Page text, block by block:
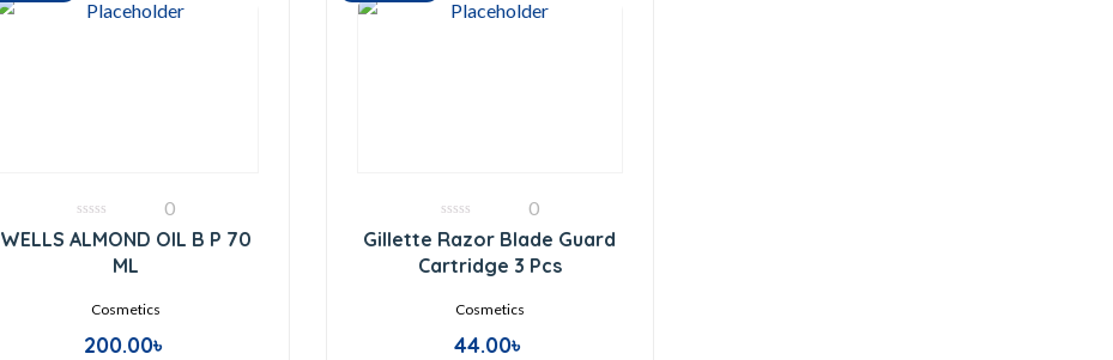
0
out
0
WELLS ALMOND OIL B P 70
ML
Cosmetics
200.00৳
0
out
of
5
0
Gillette Razor Blade Guard
Cartridge 3 Pcs
Cosmetics
44.00৳